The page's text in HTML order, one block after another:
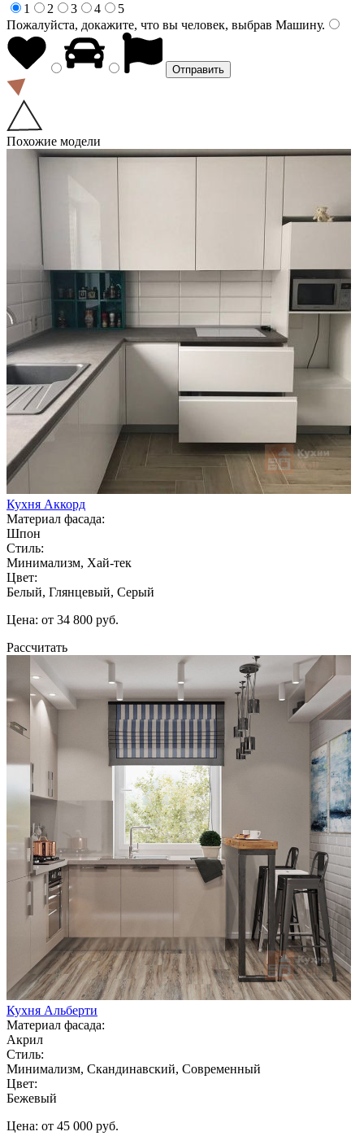
1
2 3 4
5
Пожалуйста, докажите, что вы человек, выбрав Машину.
Похожие модели
Кухня Аккорд
Материал фасада:
Шпон
Стиль:
Минимализм, Хай-тек
Цвет:
Белый, Глянцевый, Серый
Цена: от 34 800 руб.
Рассчитать
Кухня Альберти
Материал фасада:
Акрил
Стиль:
Минимализм, Скандинавский, Современный
Цвет:
Бежевый
Цена: от 45 000 руб.